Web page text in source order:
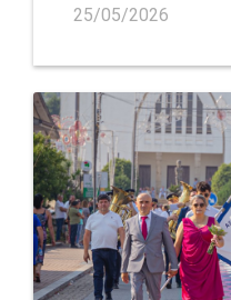
25/05/2026